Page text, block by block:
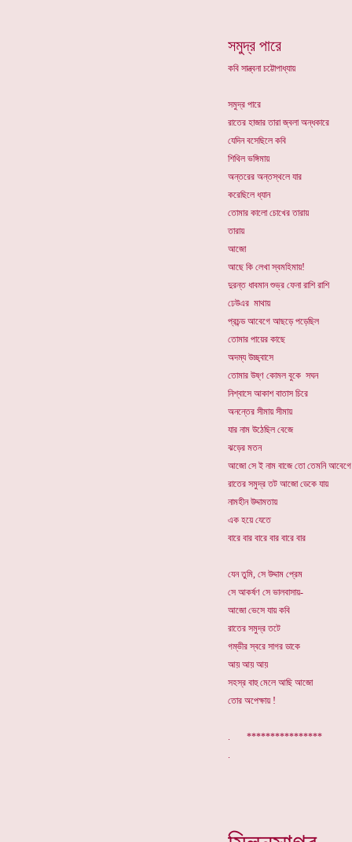
সমুদ্র পারে
কবি সান্ত্বনা চট্টোপাধ্যায়
সমুদ্র পারে
রাতের হাজার তারা জ্বলা অন্ধকারে
যেদিন বসেছিলে কবি
শিথিল ভঙ্গিমায়
অন্তরের অন্তস্থলে যার
করেছিলে ধ্যান
তোমার কালো চোখের তারায়
তারায়
আজো
আছে কি লেখা স্বমহিমায়!
দুরন্ত ধাবমান শুভ্র ফেনা রাশি রাশি
ঢেউএর মাথায়
প্রচন্ড আবেগে আছড়ে পড়েছিল
তোমার পায়ের কাছে
অদম্য উচ্ছ্বাসে
তোমার উষ্ণ কোমল বুকে সঘন
নিশ্বাসে আকাশ বাতাস চিরে
অনন্তের সীমায় সীমায়
যার নাম উঠেছিল বেজে
ঝড়ের মতন
আজো সে ই নাম বাজে তো তেমনি
রাতের সমুদ্র তট আজো ডেকে যায়
নামহীন উদ্দামতায়
এক হয়ে যেতে
বারে বার বারে বার বারে বার
যেন তুমি, সে উদ্দাম প্রেম
সে আকর্ষণ সে ভালবাসায়-
আজো ভেসে যায় কবি
রাতের সমুদ্র তটে
গম্ভীর স্বরে সাগর ডাকে
আয় আয় আয়
সহস্র বাহু মেলে আছি আজো
তোর অপেক্ষায় !
. ****************